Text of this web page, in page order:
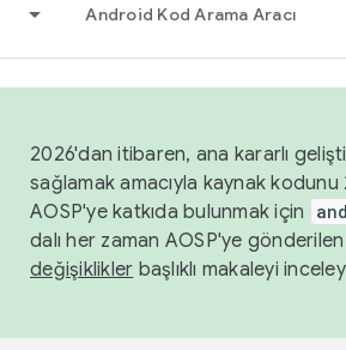
Android Kod Arama Aracı
2026'dan itibaren, ana kararlı
sağlamak amacıyla kaynak
AOSP'ye katkıda bulunmak için
dalı her zaman AOSP'ye
değişiklikler başlıklı makaleyi